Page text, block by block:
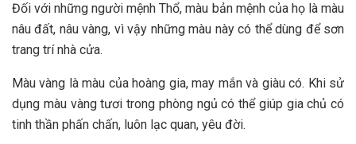
Đối với những người mệnh Thổ, màu bản mệnh của họ là màu
nâu đất, nâu vàng, vì vậy những màu này có thể dùng để sơn
trang trí nhà cửa.
Màu vàng là màu của hoàng gia, may mắn và giàu có. Khi sử
dụng màu vàng tươi trong phòng ngủ có thể giúp gia chủ có
tinh thần phấn chấn, luôn lạc quan, yêu đời.